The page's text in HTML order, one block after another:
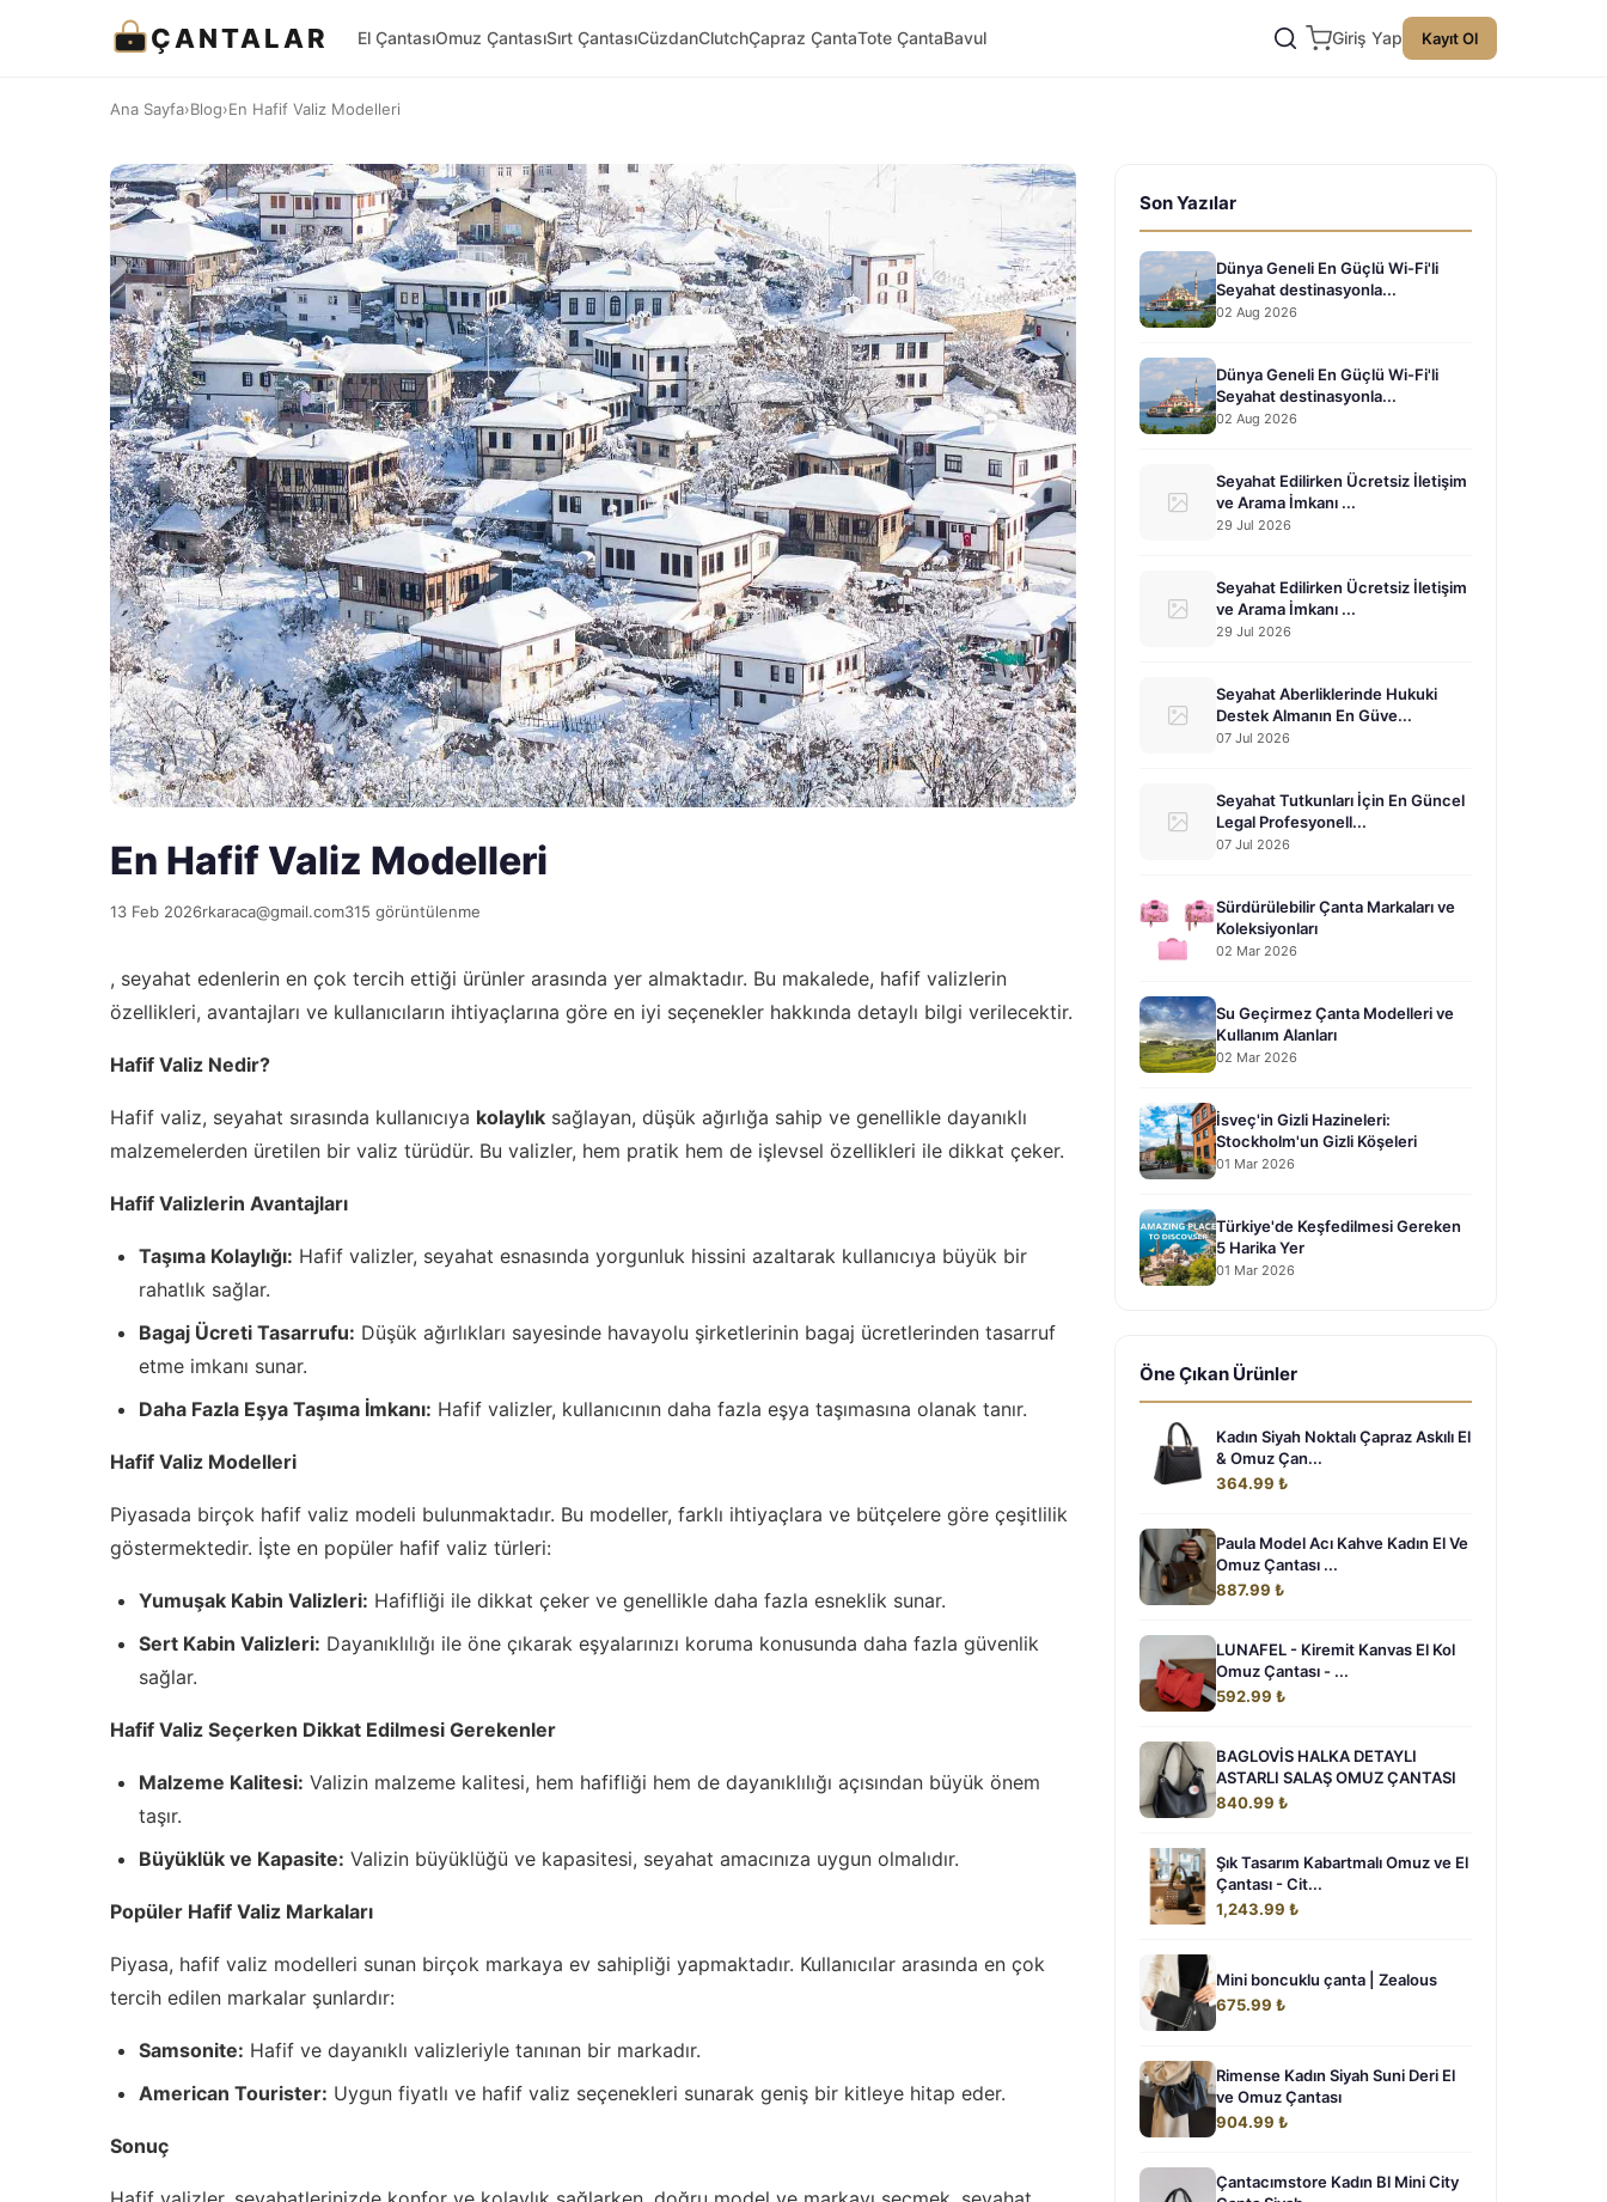
ÇANTALAR El ÇantasıOmuz ÇantasıSırt ÇantasıCüzdanClutchÇapraz ÇantaTote ÇantaBavul Giriş Yap Kayıt Ol
Ana Sayfa›Blog›En Hafif Valiz Modelleri
En Hafif Valiz Modelleri
13 Feb 2026rkaraca@gmail.com315 görüntülenme
, seyahat edenlerin en çok tercih ettiği ürünler arasında yer almaktadır. Bu makalede, hafif valizlerin
özellikleri, avantajları ve kullanıcıların ihtiyaçlarına göre en iyi seçenekler hakkında detaylı bilgi verilecektir.
Hafif Valiz Nedir?
Hafif valiz, seyahat sırasında kullanıcıya kolaylık sağlayan, düşük ağırlığa sahip ve genellikle dayanıklı
malzemelerden üretilen bir valiz türüdür. Bu valizler, hem pratik hem de işlevsel özellikleri ile dikkat çeker.
Hafif Valizlerin Avantajları
Taşıma Kolaylığı: Hafif valizler, seyahat esnasında yorgunluk hissini azaltarak kullanıcıya büyük bir
rahatlık sağlar.
Bagaj Ücreti Tasarrufu: Düşük ağırlıkları sayesinde havayolu şirketlerinin bagaj ücretlerinden tasarruf
etme imkanı sunar.
Daha Fazla Eşya Taşıma İmkanı: Hafif valizler, kullanıcının daha fazla eşya taşımasına olanak tanır.
Hafif Valiz Modelleri
Piyasada birçok hafif valiz modeli bulunmaktadır. Bu modeller, farklı ihtiyaçlara ve bütçelere göre çeşitlilik
göstermektedir. İşte en popüler hafif valiz türleri:
Yumuşak Kabin Valizleri: Hafifliği ile dikkat çeker ve genellikle daha fazla esneklik sunar.
Sert Kabin Valizleri: Dayanıklılığı ile öne çıkarak eşyalarınızı koruma konusunda daha fazla güvenlik
sağlar.
Hafif Valiz Seçerken Dikkat Edilmesi Gerekenler
Malzeme Kalitesi: Valizin malzeme kalitesi, hem hafifliği hem de dayanıklılığı açısından büyük önem
taşır.
Büyüklük ve Kapasite: Valizin büyüklüğü ve kapasitesi, seyahat amacınıza uygun olmalıdır.
Popüler Hafif Valiz Markaları
Piyasa, hafif valiz modelleri sunan birçok markaya ev sahipliği yapmaktadır. Kullanıcılar arasında en çok
tercih edilen markalar şunlardır:
Samsonite: Hafif ve dayanıklı valizleriyle tanınan bir markadır.
American Tourister: Uygun fiyatlı ve hafif valiz seçenekleri sunarak geniş bir kitleye hitap eder.
Sonuç
Son Yazılar
Dünya Geneli En Güçlü Wi-Fi'li
Seyahat destinasyonla...
02 Aug 2026
Dünya Geneli En Güçlü Wi-Fi'li
Seyahat destinasyonla...
02 Aug 2026
Seyahat Edilirken Ücretsiz İletişim
ve Arama İmkanı ...
29 Jul 2026
Seyahat Edilirken Ücretsiz İletişim
ve Arama İmkanı ...
29 Jul 2026
Seyahat Aberliklerinde Hukuki
Destek Almanın En Güve...
07 Jul 2026
Seyahat Tutkunları İçin En Güncel
Legal Profesyonell...
07 Jul 2026
Sürdürülebilir Çanta Markaları ve
Koleksiyonları
02 Mar 2026
Su Geçirmez Çanta Modelleri ve
Kullanım Alanları
02 Mar 2026
İsveç'in Gizli Hazineleri:
Stockholm'un Gizli Köşeleri
01 Mar 2026
Türkiye'de Keşfedilmesi Gereken
5 Harika Yer
01 Mar 2026
Öne Çıkan Ürünler
Kadın Siyah Noktalı Çapraz Askılı El
& Omuz Çan...
364.99 ₺
Paula Model Acı Kahve Kadın El Ve
Omuz Çantası ...
887.99 ₺
LUNAFEL - Kiremit Kanvas El Kol
Omuz Çantası - ...
592.99 ₺
BAGLOVİS HALKA DETAYLI
ASTARLI SALAŞ OMUZ ÇANTASI
840.99 ₺
Şık Tasarım Kabartmalı Omuz ve El
Çantası - Cit...
1,243.99 ₺
Mini boncuklu çanta | Zealous
675.99 ₺
Rimense Kadın Siyah Suni Deri El
ve Omuz Çantası
904.99 ₺
Çantacımstore Kadın Bl Mini City